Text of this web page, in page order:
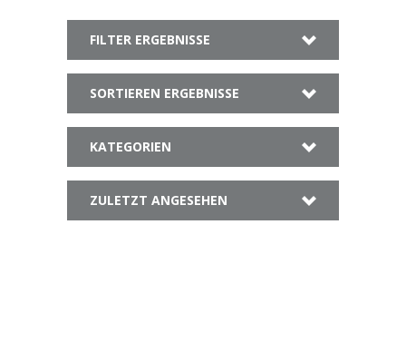
FILTER ERGEBNISSE
SORTIEREN ERGEBNISSE
KATEGORIEN
ZULETZT ANGESEHEN